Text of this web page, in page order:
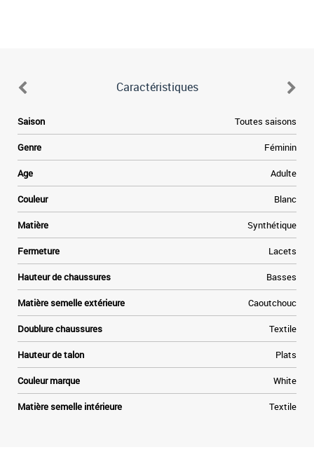
Caractéristiques
Saison Toutes saisons
Genre Féminin
Age Adulte
Couleur Blanc
Matière Synthétique
Fermeture Lacets
Hauteur de chaussures Basses
Matière semelle extérieure Caoutchouc
Doublure chaussures Textile
Hauteur de talon Plats
Couleur marque White
Matière semelle intérieure Textile